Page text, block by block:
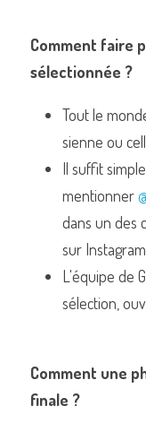
Comment faire
sélectionnée ?
Tout le
sienne ou
Il suffit
mentionner
dans un des
sur
L'équipe de
sélection,
Comment une
finale ?